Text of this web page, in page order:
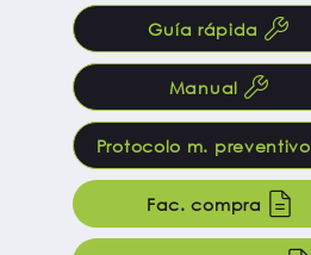
Guía rápida
Manual
Protocolo m. preventivo
Fac. compra